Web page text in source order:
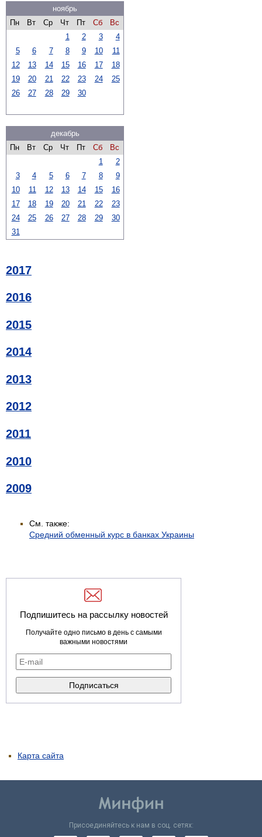
ноябрь
Пн
Вт Ср Чт Пт Сб
Вс
1
2 3
4
5
6 7 8 9 10
11
12
13 14 15 16 17
18
19
20 21 22 23 24
25
26
27 28 29 30
декабрь
Пн
Вт Ср Чт Пт Сб
Вс
1
2
3
4 5 6 7 8
9
10
11 12 13 14 15
16
17
18 19 20 21 22
23
24
25 26 27 28 29
30
31
2017
2016
2015
2014
2013
2012
2011
2010
2009
См. также:
Средний обменный курс в банках Украины
Подпишитесь на рассылку новостей
Получайте одно письмо в день с самыми
важными новостями
Карта сайта
Присоединяйтесь к нам в соц. сетях: